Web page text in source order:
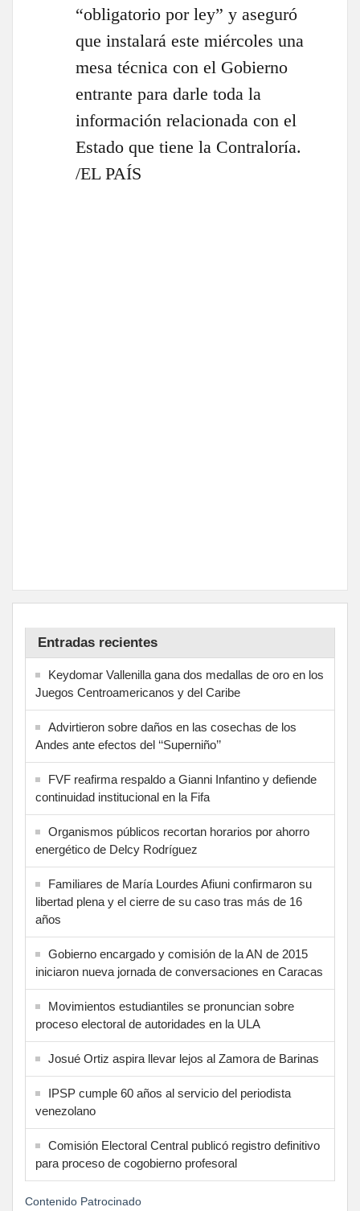
“obligatorio por ley” y aseguró
que instalará este miércoles una
mesa técnica con el Gobierno
entrante para darle toda la
información relacionada con el
Estado que tiene la Contraloría.
/EL PAÍS
Entradas recientes
Keydomar Vallenilla gana dos medallas de oro en los
Juegos Centroamericanos y del Caribe
Advirtieron sobre daños en las cosechas de los
Andes ante efectos del ‘‘Superniño’’
FVF reafirma respaldo a Gianni Infantino y defiende
continuidad institucional en la Fifa
Organismos públicos recortan horarios por ahorro
energético de Delcy Rodríguez
Familiares de María Lourdes Afiuni confirmaron su
libertad plena y el cierre de su caso tras más de 16
años
Gobierno encargado y comisión de la AN de 2015
iniciaron nueva jornada de conversaciones en Caracas
Movimientos estudiantiles se pronuncian sobre
proceso electoral de autoridades en la ULA
Josué Ortiz aspira llevar lejos al Zamora de Barinas
IPSP cumple 60 años al servicio del periodista
venezolano
Comisión Electoral Central publicó registro definitivo
para proceso de cogobierno profesoral
Contenido Patrocinado